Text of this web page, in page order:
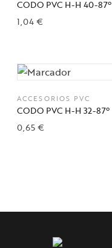
CODO PVC H-H 40-87º
1,04€
ACCESORIOS PVC
CODO PVC H-H 32-87º
0,65€